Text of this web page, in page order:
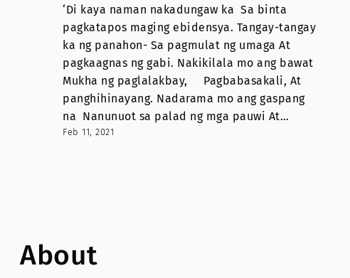
‘Di kaya naman nakadungaw ka Sa binta
pagkatapos maging ebidensya. Tangay-tangay
ka ng panahon- Sa pagmulat ng umaga At
pagkaagnas ng gabi. Nakikilala mo ang bawat
Mukha ng paglalakbay, Pagbabasakali, At
panghihinayang. Nadarama mo ang gaspang
na Nanunuot sa palad ng mga pauwi At…
Feb 11, 2021
About